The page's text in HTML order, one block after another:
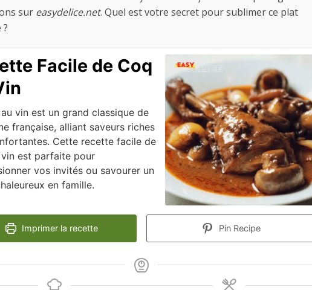
sur easydelice.net. Quel est votre secret pour sublimer ce plat
Facile de Coq
vin est un grand classique de
française, alliant saveurs riches
Cette recette facile de
est parfaite pour
vos invités ou savourer un
en famille.
Imprimer la recette Pin Recipe